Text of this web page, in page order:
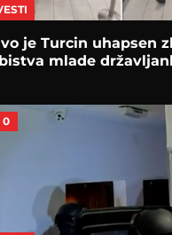
je Turcin uhapsen
mlade
0